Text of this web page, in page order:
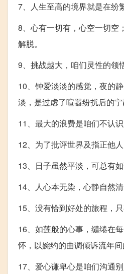
7、人生至高的境界就是在纷
8、心有一切有，心空一切空
解脱。
9、挑战越大，咱们灵性的领
10、钟爱淡淡的感觉，夜的
淡，是过虑了喧嚣纷扰后的
11、最大的浪费是咱们不认
12、为了批评世界及指正他
13、日子虽然平淡，可总有
14、人心本无染，心静自然清
15、没有恰到好处的旅程，只
16、如莲般的心事，缱绻在
怀，以婉约的曲调倾诉流年
17、爱心谦卑心是咱们沟通